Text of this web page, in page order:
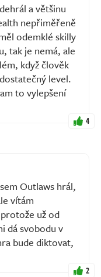
a většinu
nepřiměřeně
odemklé skilly
tak je nemá, ale
když člověk
level.
to vylepšení
4
Outlaws hrál,
vítám
už od
dá svobodu v
bude diktovat,
2